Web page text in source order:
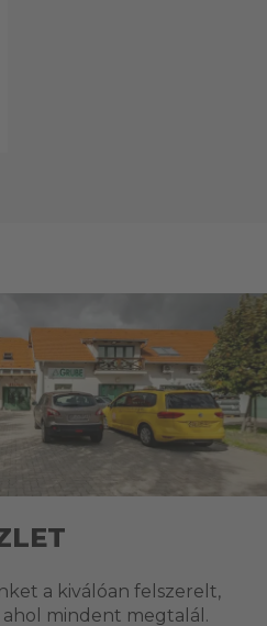
a kiválóan felszerelt,
mindent megtalál.